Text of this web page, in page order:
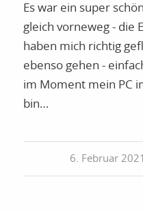
Es war ein super
gleich vorneweg - die
haben mich richtig
ebenso gehen -
im Moment mein PC
bin…
6. Februar 2021
/